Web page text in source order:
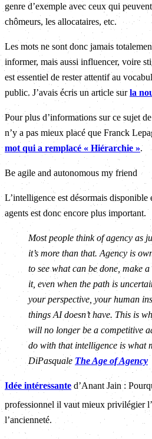
genre d’exemple avec ceux qui
chômeurs, les allocataires, etc.
Les mots ne sont donc jamais
informer, mais aussi influencer, voire
est essentiel de rester attentif au
public. J’avais écris un article surla
Pour plus d’informations sur ce sujet
n’y a pas mieux placé que Franck
mot qui a remplacé « Hiérarchie ».
Be agile and autonomous my friend
L’intelligence est désormais disponible
agents est donc encore plus important.
Most people think of agency as
it’s more than that. Agency is
to see what can be done, make
it, even when the path is
your perspective, your human
things AI doesn’t have. This is
will no longer be a competitive
do with that intelligence is what
DiPasquale The Age of Agency
Idée intéressanted’Anant Jain :
professionnel il vaut mieux privilégier l’
l’ancienneté.